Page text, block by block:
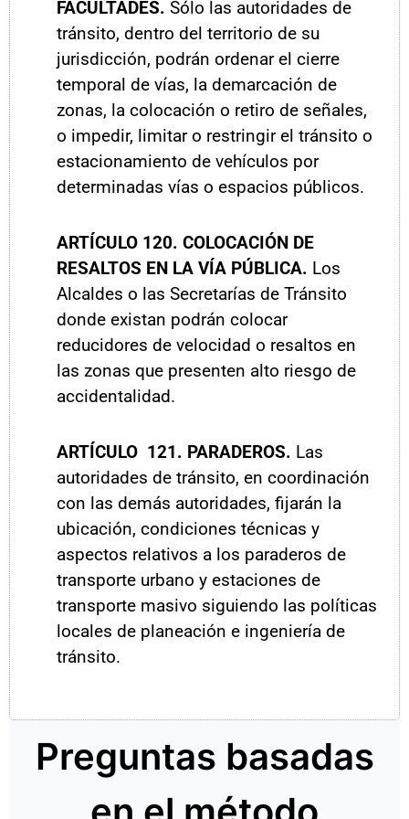
FACULTADES. Sólo las autoridades de
tránsito, dentro del territorio de su
jurisdicción, podrán ordenar el cierre
temporal de vías, la demarcación de
zonas, la colocación o retiro de señales,
o impedir, limitar o restringir el tránsito o
estacionamiento de vehículos por
determinadas vías o espacios públicos.
ARTÍCULO 120. COLOCACIÓN DE
RESALTOS EN LA VÍA PÚBLICA. Los
Alcaldes o las Secretarías de Tránsito
donde existan podrán colocar
reducidores de velocidad o resaltos en
las zonas que presenten alto riesgo de
accidentalidad.
ARTÍCULO 121. PARADEROS. Las
autoridades de tránsito, en coordinación
con las demás autoridades, fijarán la
ubicación, condiciones técnicas y
aspectos relativos a los paraderos de
transporte urbano y estaciones de
transporte masivo siguiendo las políticas
locales de planeación e ingeniería de
tránsito.
Preguntas basadas